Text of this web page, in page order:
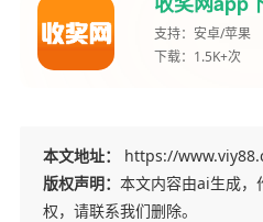
支持： 安卓/苹果
下载： 1.5K+次
本文地址：
https://
版权声明： 本文内容由ai生成，
权，请联系我们删除。